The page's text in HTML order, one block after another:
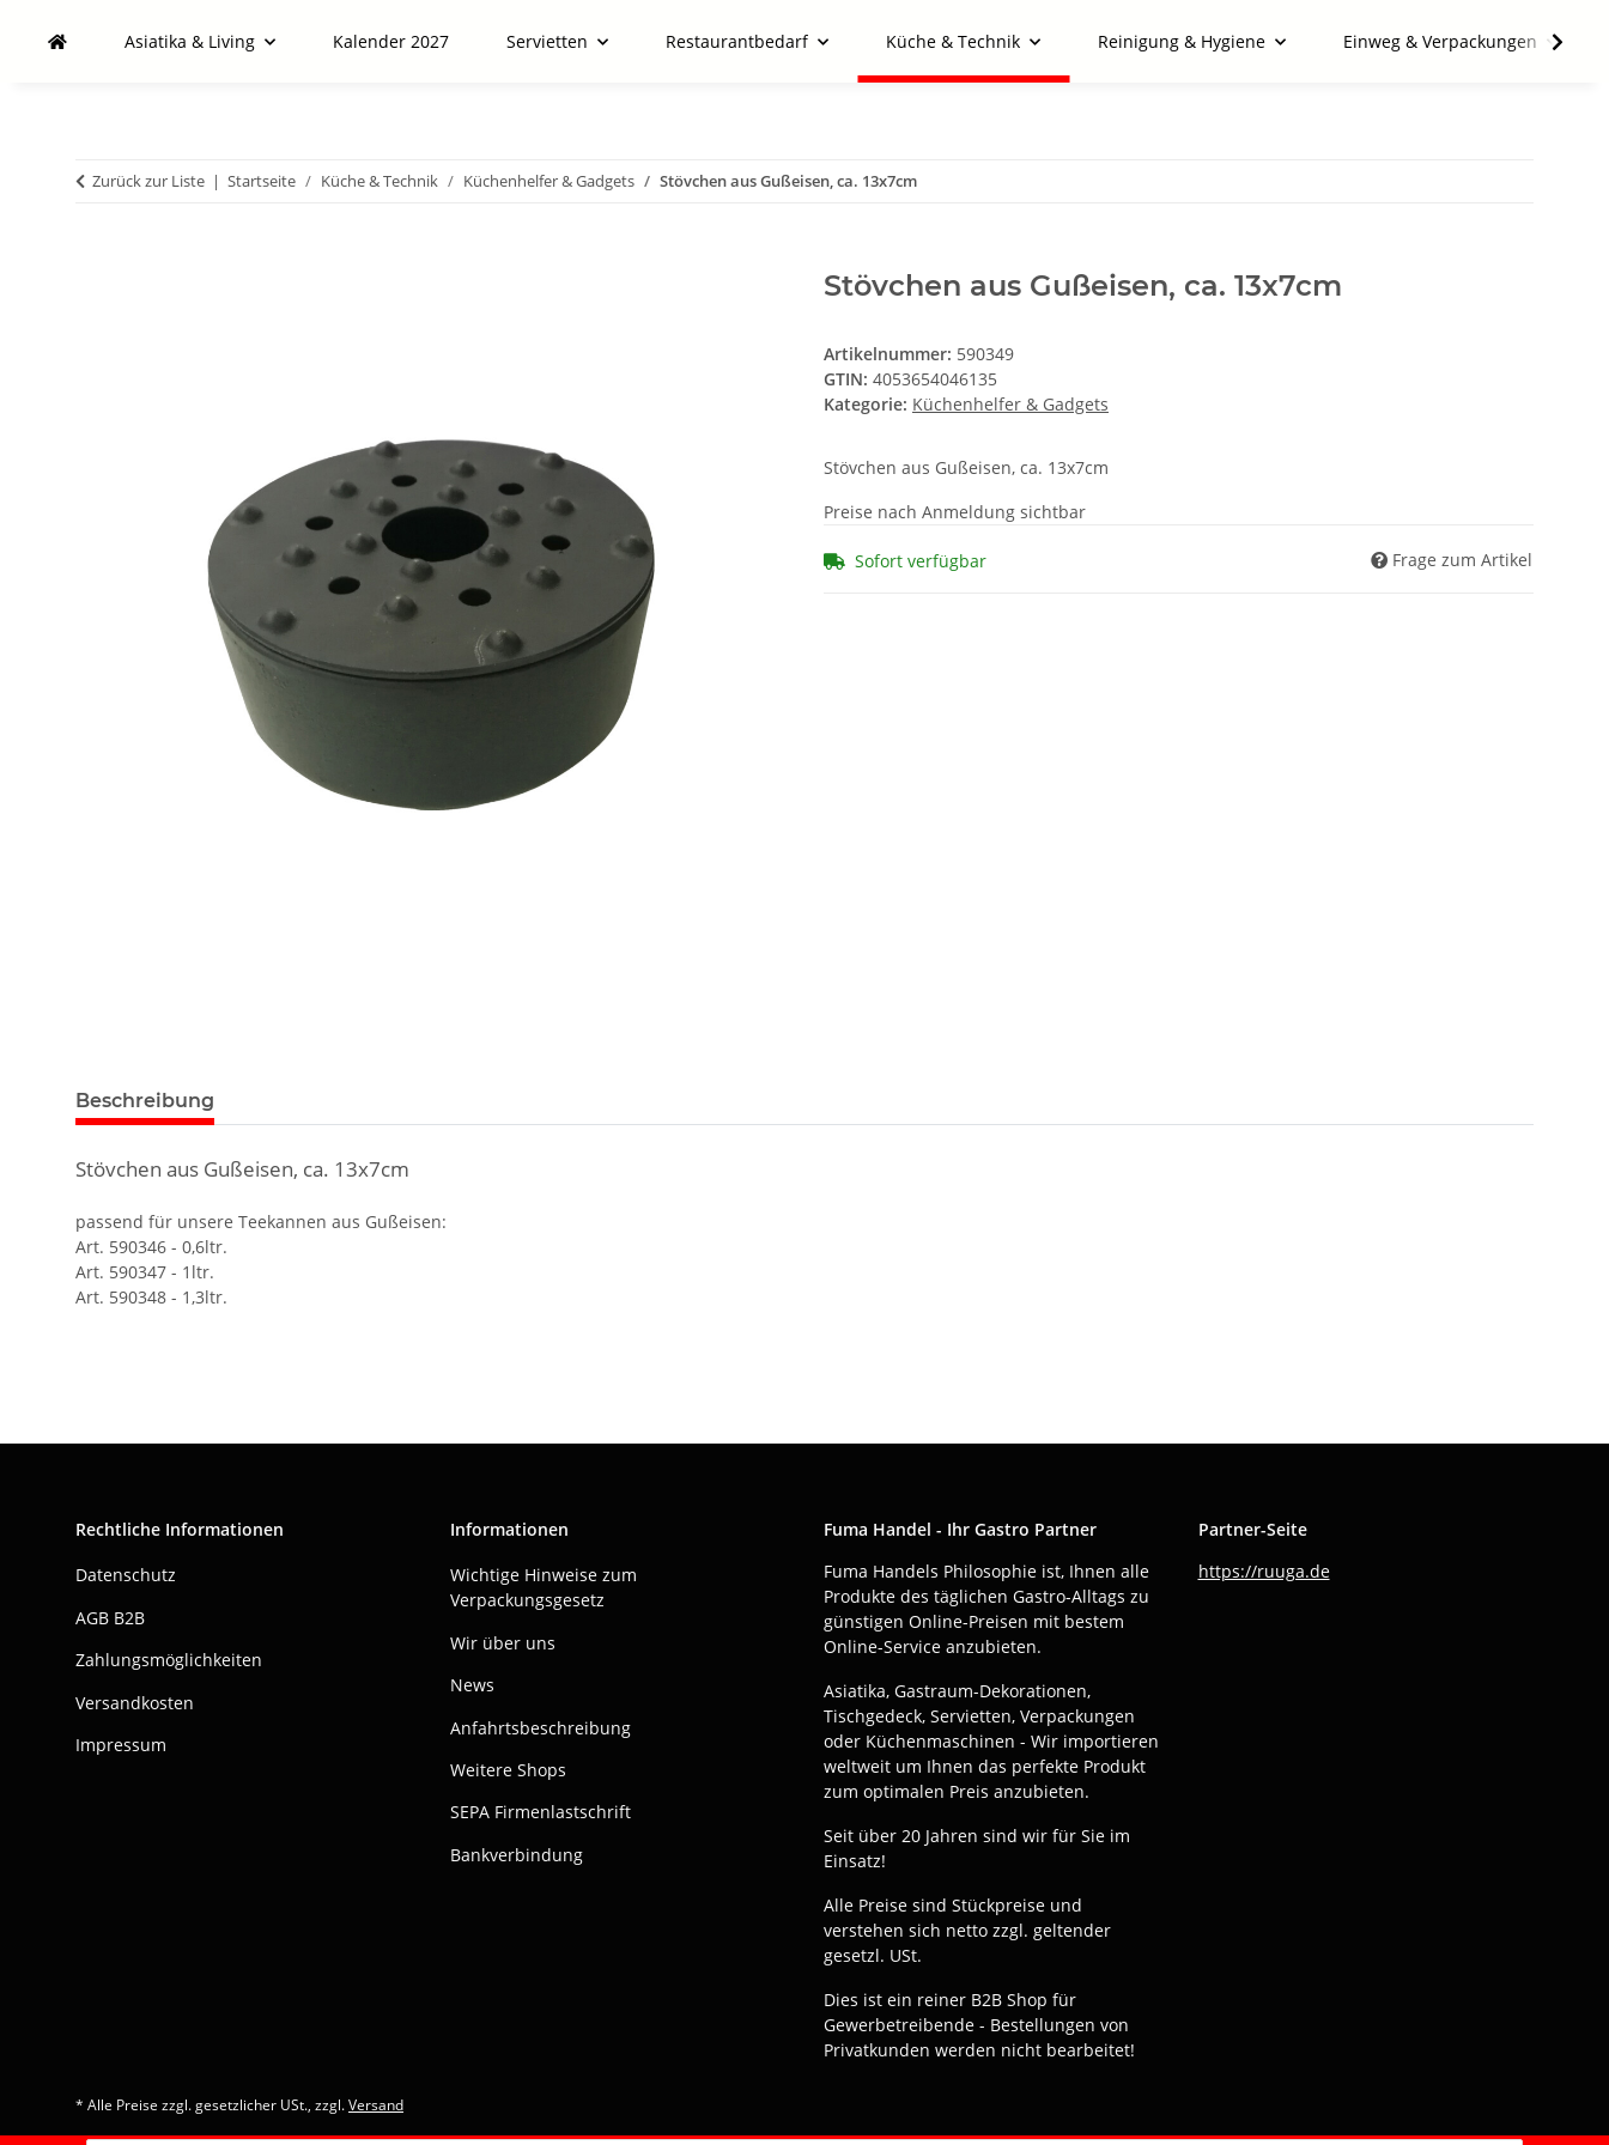
Asiatika & Living Kalender 2027 Servietten Restaurantbedarf Küche & Technik Reinigung & Hygiene Einweg & Verpackungen
Zurück zur Liste Startseite Küche & Technik Küchenhelfer & Gadgets Stövchen aus Gußeisen, ca. 13x7cm
Stövchen aus Gußeisen, ca. 13x7cm
Artikelnummer: 590349
GTIN: 4053654046135
Kategorie: Küchenhelfer & Gadgets
Stövchen aus Gußeisen, ca. 13x7cm
Preise nach Anmeldung sichtbar
Sofort verfügbar Frage zum Artikel
Beschreibung
Stövchen aus Gußeisen, ca. 13x7cm
passend für unsere Teekannen aus Gußeisen:
Art. 590346 - 0,6ltr.
Art. 590347 - 1ltr.
Art. 590348 - 1,3ltr.
Rechtliche Informationen
Datenschutz
AGB B2B
Zahlungsmöglichkeiten
Versandkosten
Impressum
Informationen
Wichtige Hinweise zum
Verpackungsgesetz
Wir über uns
News
Anfahrtsbeschreibung
Weitere Shops
SEPA Firmenlastschrift
Bankverbindung
Fuma Handel - Ihr Gastro Partner
Fuma Handels Philosophie ist, Ihnen alle
Produkte des täglichen Gastro-Alltags zu
günstigen Online-Preisen mit bestem
Online-Service anzubieten.
Asiatika, Gastraum-Dekorationen,
Tischgedeck, Servietten, Verpackungen
oder Küchenmaschinen - Wir importieren
weltweit um Ihnen das perfekte Produkt
zum optimalen Preis anzubieten.
Seit über 20 Jahren sind wir für Sie im
Einsatz!
Alle Preise sind Stückpreise und
verstehen sich netto zzgl. geltender
gesetzl. USt.
Dies ist ein reiner B2B Shop für
Gewerbetreibende - Bestellungen von
Privatkunden werden nicht bearbeitet!
Partner-Seite
https://ruuga.de
* Alle Preise zzgl. gesetzlicher USt., zzgl.Versand